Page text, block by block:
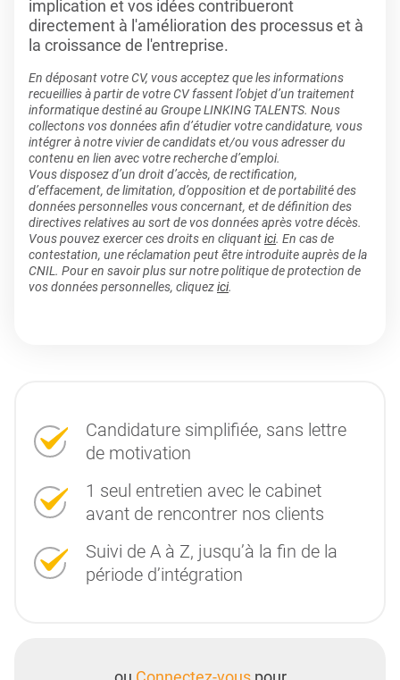
implication et vos idées contribueront
directement à l'amélioration des processus et à
la croissance de l'entreprise.
En déposant votre CV, vous acceptez que les informations
recueillies à partir de votre CV fassent l’objet d’un traitement
informatique destiné au Groupe LINKING TALENTS. Nous
collectons vos données afin d’étudier votre candidature, vous
intégrer à notre vivier de candidats et/ou vous adresser du
contenu en lien avec votre recherche d’emploi.
Vous disposez d’un droit d’accès, de rectification,
d’effacement, de limitation, d’opposition et de portabilité des
données personnelles vous concernant, et de définition des
directives relatives au sort de vos données après votre décès.
Vous pouvez exercer ces droits en cliquantici. En cas de
contestation, une réclamation peut être introduite auprès de la
CNIL. Pour en savoir plus sur notre politique de protection de
vos données personnelles, cliquezici.
Candidature simplifiée, sans lettre
de motivation
1 seul entretien avec le cabinet
avant de rencontrer nos clients
Suivi de A à Z, jusqu’à la fin de la
période d’intégration